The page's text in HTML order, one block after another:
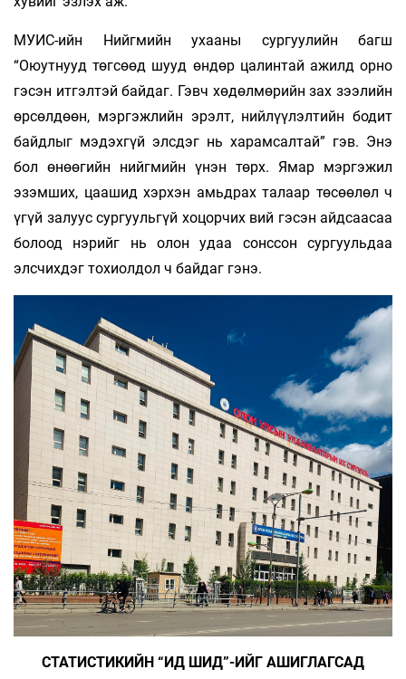
МУИС-ийн Нийгмийн ухааны сургуулийн багш
“Оюутнууд төгсөөд шууд өндөр цалинтай ажилд орно
гэсэн итгэлтэй байдаг. Гэвч хөдөлмөрийн зах зээлийн
өрсөлдөөн, мэргэжлийн эрэлт, нийлүүлэлтийн бодит
байдлыг мэдэхгүй элсдэг нь харамсалтай” гэв. Энэ
бол өнөөгийн нийгмийн үнэн төрх. Ямар мэргэжил
эзэмших, цаашид хэрхэн амьдрах талаар төсөөлөл ч
үгүй залуус сургуульгүй хоцорчих вий гэсэн айдсаасаа
болоод нэрийг нь олон удаа сонссон сургуульдаа
элсчихдэг тохиолдол ч байдаг гэнэ.
СТАТИСТИКИЙН “ИД ШИД”-ИЙГ АШИГЛАГСАД